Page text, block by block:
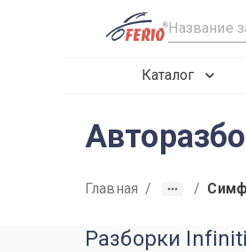
R
Каталог
Главная / /
Разборки